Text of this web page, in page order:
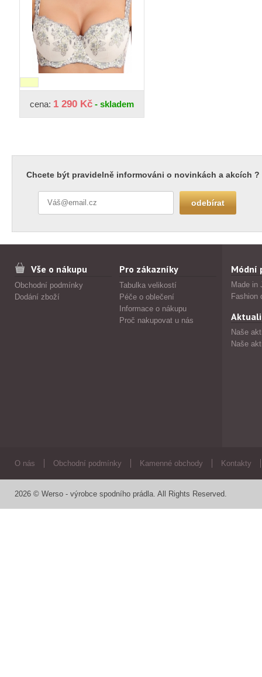
cena: 1 290 Kč - skladem
Chcete být pravidelně informováni o novinkách a akcích ?
Vše o nákupu
Obchodní podmínky
Dodání zboží
Pro zákazníky
Tabulka velikostí
Péče o oblečení
Informace o nákupu
Proč nakupovat u nás
Módní
Made in
Fashion
Naše
Naše
O nás Obchodní podmínky Kamenné obchody Kontakty
2026 © Werso - výrobce spodního prádla. All Rights Reserved.